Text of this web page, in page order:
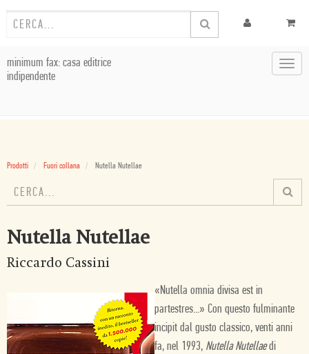
minimum fax: casa editrice
indipendente
Prodotti Fuori collana Nutella Nutellae
Nutella Nutellae
Riccardo Cassini
«Nutella omnia divisa est in
partestres...» Con questo fulminante
incipit dal gusto classico, venti anni
fa, nel 1993, Nutella Nutellaedi